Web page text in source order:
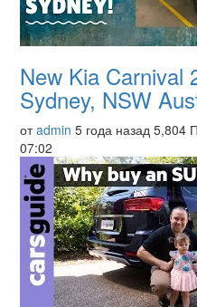
New Kia Carnival
Sydney, NSW
отadmin 5 года назад 5,804
07:02